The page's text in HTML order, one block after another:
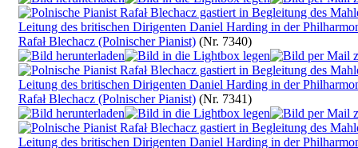
Rafał Blechacz (Polnischer Pianist) (Nr. 7340)
Rafał Blechacz (Polnischer Pianist) (Nr. 7341)